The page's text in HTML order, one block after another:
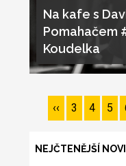
Na kafe s
Pomahačem
Koudelka
Pagination
Předchozí
stránka
‹‹ Page
3 Page
4 5
NEJČTENĚJŠÍ